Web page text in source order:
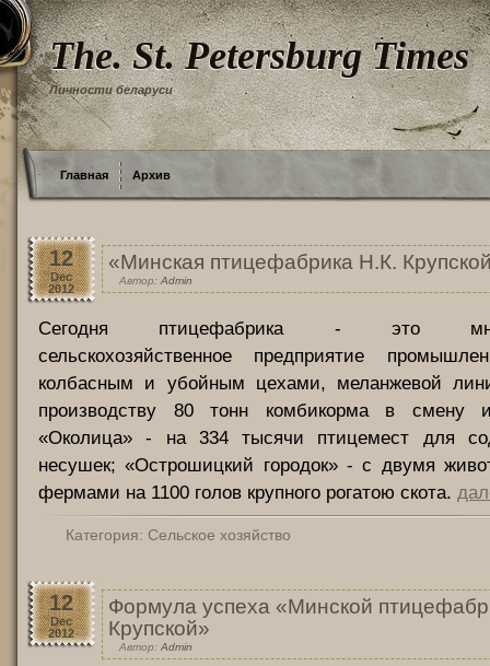
The. St. Petersburg Times
Личности беларуси
Главная Архив
12
Dec
2012
«Минская птицефабрика Н.К.
Автор: Admin
Сегодня птицефабрика - это
сельскохозяйственное предприятие
колбасным и убойным цехами, меланжевой
производству 80 тонн комбикорма в смену
«Околица» - на 334 тысячи птицемест для
несушек; «Острошицкий городок» - с двумя
фермами на 1100 голов крупного рогатою скота.
Категория: Сельское хозяйство
12
Dec
2012
Формула успеха «Минской
Крупской»
Автор: Admin